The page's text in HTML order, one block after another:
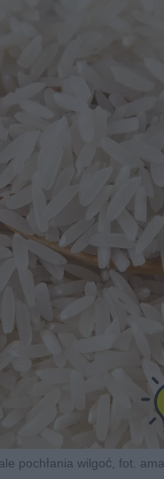
pochłania wilgoć, fot.